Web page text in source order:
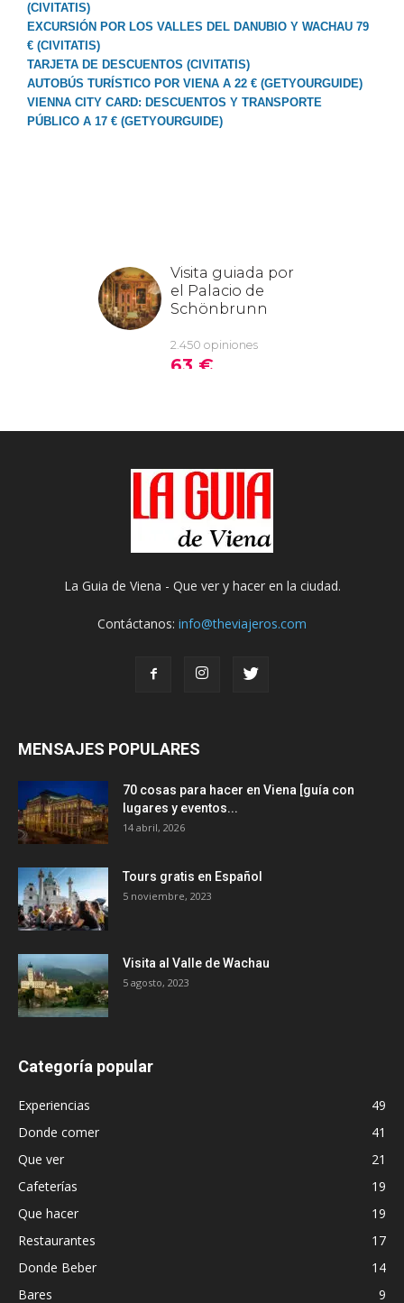
(CIVITATIS)
EXCURSIÓN POR LOS VALLES DEL DANUBIO Y WACHAU 79
€ (CIVITATIS)
TARJETA DE DESCUENTOS (CIVITATIS)
AUTOBÚS TURÍSTICO POR VIENA A 22 € (GETYOURGUIDE)
VIENNA CITY CARD: DESCUENTOS Y TRANSPORTE
PÚBLICO A 17 € (GETYOURGUIDE)
La Guia de Viena - Que ver y hacer en la ciudad.
Contáctanos: info@theviajeros.com
MENSAJES POPULARES
70 cosas para hacer en Viena [guía con
lugares y eventos...
14 abril, 2026
Tours gratis en Español
5 noviembre, 2023
Visita al Valle de Wachau
5 agosto, 2023
Categoría popular
Experiencias
49
Donde comer
41
Que ver
21
Cafeterías
19
Que hacer
19
Restaurantes
17
Donde Beber
14
Bares
9